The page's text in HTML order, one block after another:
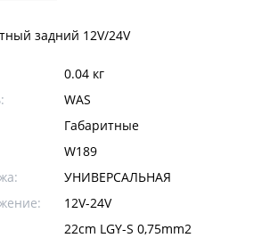
задний 12V/24V
0.04 кг
WAS
Габаритные
W189
УНИВЕРСАЛЬНАЯ
12V-24V
22cm LGY-S 0,75mm2